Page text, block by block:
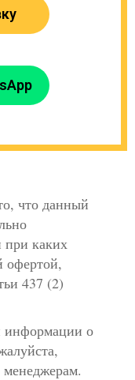
что данный
каких
офертой,
437 (2)
информации о
менеджерам.